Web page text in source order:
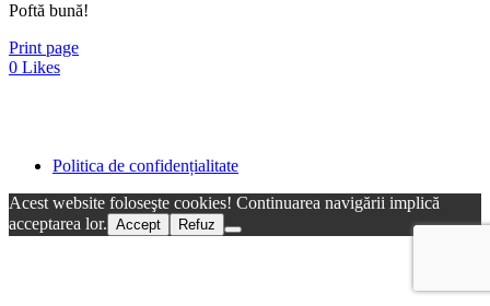
Poftă bună!
Print page
0 Likes
Politica de confidențialitate
Acest website foloseşte cookies! Continuarea navigării implică
acceptarea lor. Accept Refuz